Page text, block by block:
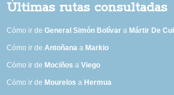
Últimas rutas consultadas
Cómo ir deGeneral Simón Bolívar a Mártir De
Cómo ir deAntoñana a Markio
Cómo ir de Mociños aViego
Cómo ir de Mourelos a Hermua